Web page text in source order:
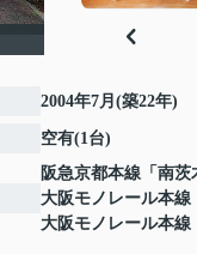
2004年7月(築22年)
空有(1台)
阪急京都本線 「 南茨
大阪モノレール本線
大阪モノレール本線